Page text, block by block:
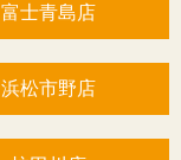
富士青島店
浜松市野店